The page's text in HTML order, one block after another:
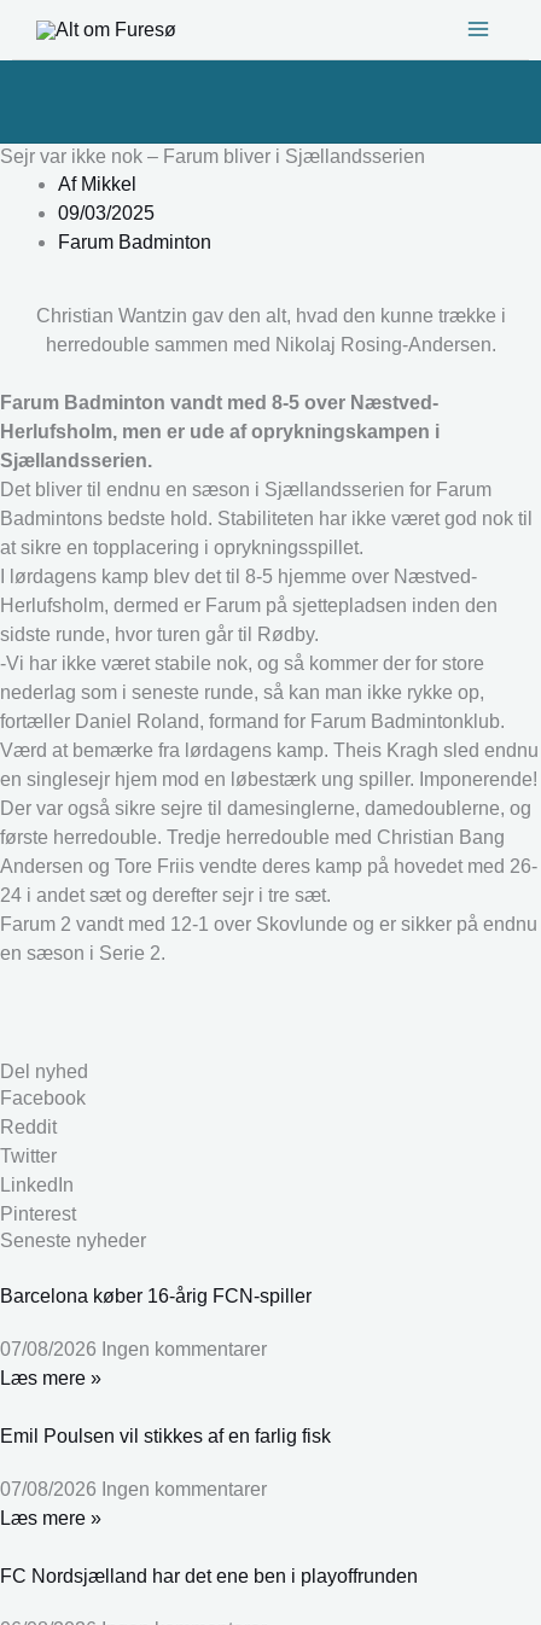
Sejr var ikke nok – Farum bliver i Sjællandsserien
AfMikkel
09/03/2025
Farum Badminton
Christian Wantzin gav den alt, hvad den kunne trække i
herredouble sammen med Nikolaj Rosing-Andersen.
Farum Badminton vandt med 8-5 over Næstved-
Herlufsholm, men er ude af oprykningskampen i
Sjællandsserien.
Det bliver til endnu en sæson i Sjællandsserien for Farum
Badmintons bedste hold. Stabiliteten har ikke været god nok til
at sikre en topplacering i oprykningsspillet.
I lørdagens kamp blev det til 8-5 hjemme over Næstved-
Herlufsholm, dermed er Farum på sjettepladsen inden den
sidste runde, hvor turen går til Rødby.
-Vi har ikke været stabile nok, og så kommer der for store
nederlag som i seneste runde, så kan man ikke rykke op,
fortæller Daniel Roland, formand for Farum Badmintonklub.
Værd at bemærke fra lørdagens kamp. Theis Kragh sled endnu
en singlesejr hjem mod en løbestærk ung spiller. Imponerende!
Der var også sikre sejre til damesinglerne, damedoublerne, og
første herredouble. Tredje herredouble med Christian Bang
Andersen og Tore Friis vendte deres kamp på hovedet med 26-
24 i andet sæt og derefter sejr i tre sæt.
Farum 2 vandt med 12-1 over Skovlunde og er sikker på endnu
en sæson i Serie 2.
Del nyhed
Facebook
Reddit
Twitter
LinkedIn
Pinterest
Seneste nyheder
Barcelona køber 16-årig FCN-spiller
07/08/2026 Ingen kommentarer
Læs mere »
Emil Poulsen vil stikkes af en farlig fisk
07/08/2026 Ingen kommentarer
Læs mere »
FC Nordsjælland har det ene ben i playoffrunden